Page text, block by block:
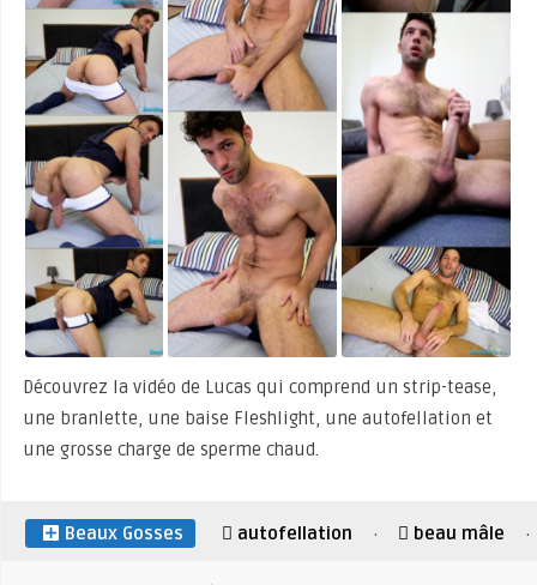
Découvrez la vidéo de Lucas qui comprend un strip-tease,
une branlette, une baise Fleshlight, une autofellation et
une grosse charge de sperme chaud.
Beaux Gosses autofellation · beau mâle ·